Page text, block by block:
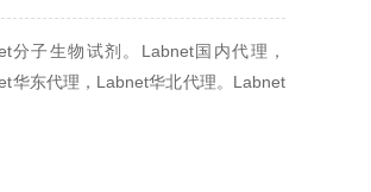
子生物试剂。Labnet国内代理，
华东代理，Labnet华北代理。Labnet